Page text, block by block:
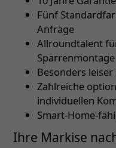
Fünf
Anfrage
Allroundtalent
Sparrenmontage
Besonders
Zahlreiche
individuellen
Smart-Home-
Ihre Markise